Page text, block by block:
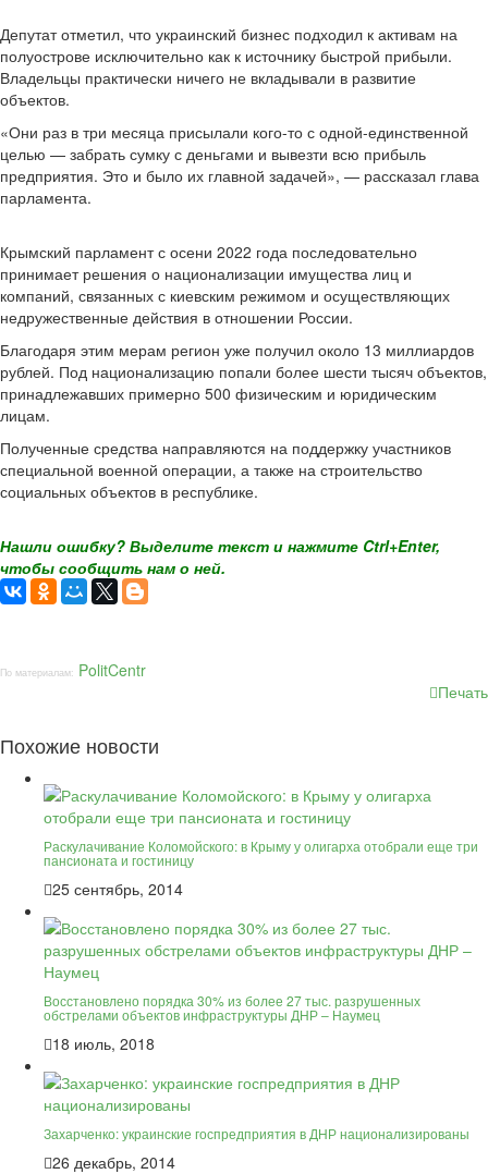
Депутат отметил, что украинский бизнес подходил к активам на
полуострове исключительно как к источнику быстрой прибыли.
Владельцы практически ничего не вкладывали в развитие
объектов.
«Они раз в три месяца присылали кого-то с одной-единственной
целью — забрать сумку с деньгами и вывезти всю прибыль
предприятия. Это и было их главной задачей», — рассказал глава
парламента.
Крымский парламент с осени 2022 года последовательно
принимает решения о национализации имущества лиц и
компаний, связанных с киевским режимом и осуществляющих
недружественные действия в отношении России.
Благодаря этим мерам регион уже получил около 13 миллиардов
рублей. Под национализацию попали более шести тысяч объектов,
принадлежавших примерно 500 физическим и юридическим
лицам.
Полученные средства направляются на поддержку участников
специальной военной операции, а также на строительство
социальных объектов в республике.
Нашли ошибку? Выделите текст и нажмите Ctrl+Enter,
чтобы сообщить нам о ней.
По материалам: PolitCentr
Печать
Похожие новости
Раскулачивание Коломойского: в Крыму у олигарха отобрали еще три
пансионата и гостиницу
25 сентябрь, 2014
Восстановлено порядка 30% из более 27 тыс. разрушенных
обстрелами объектов инфраструктуры ДНР – Наумец
18 июль, 2018
Захарченко: украинские госпредприятия в ДНР национализированы
26 декабрь, 2014